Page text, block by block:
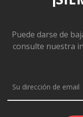
Puede darse de
consulte nuestra